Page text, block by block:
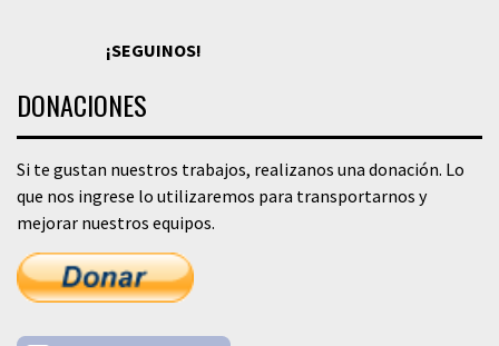
¡SEGUINOS!
DONACIONES
Si te gustan nuestros trabajos, realizanos una donación. Lo
que nos ingrese lo utilizaremos para transportarnos y
mejorar nuestros equipos.